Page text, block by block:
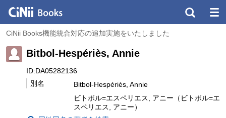
CiNii Books機能統合対応の追加実施をいたしました
Bitbol-Hespériès, Annie
ID:DA05282136
別名
Bitbol-Hespériès, Annie
ビトボル=エスペリエス, アニー（ビトボル=エ
スペリエス, アニー）